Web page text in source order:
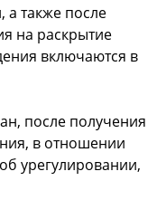
также после
на раскрытие
включаются в
после получения
в отношении
урегулировании,